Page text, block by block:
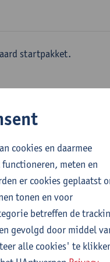
startpakket.
De Bie
cookies en daarmee
meten en
er cookies geplaatst
tonen en voor
betreffen de
gevolgd door middel
alle cookies' te